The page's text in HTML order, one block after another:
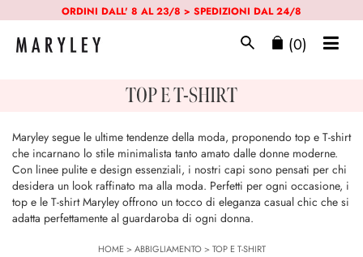
ORDINI DALL' 8 AL 23/8 > SPEDIZIONI DAL 24/8
(0)
TOP E T-SHIRT
Maryley segue le ultime tendenze della moda, proponendo top e T-shirt
che incarnano lo stile minimalista tanto amato dalle donne moderne.
Con linee pulite e design essenziali, i nostri capi sono pensati per chi
desidera un look raffinato ma alla moda. Perfetti per ogni occasione, i
top e le T-shirt Maryley offrono un tocco di eleganza casual chic che si
adatta perfettamente al guardaroba di ogni donna.
HOME>ABBIGLIAMENTO>TOP E T-SHIRT